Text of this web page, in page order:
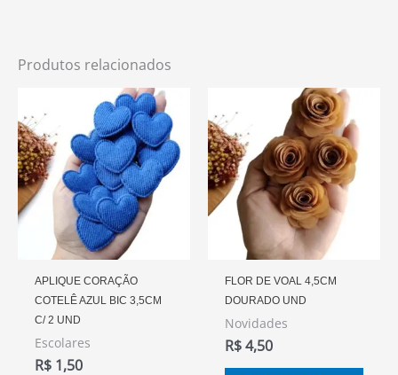
Produtos relacionados
APLIQUE CORAÇÃO
COTELÊ AZUL BIC 3,5CM
C/ 2 UND
Escolares
R$ 1,50
FLOR DE VOAL 4,5CM
DOURADO UND
Novidades
R$4,50